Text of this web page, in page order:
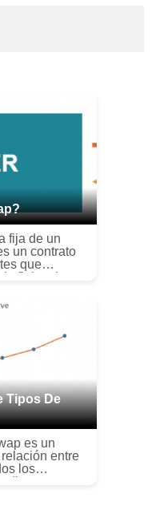
fija de un
un contrato
que
flujos de
Lo...
Tipos De
es un
entre
los